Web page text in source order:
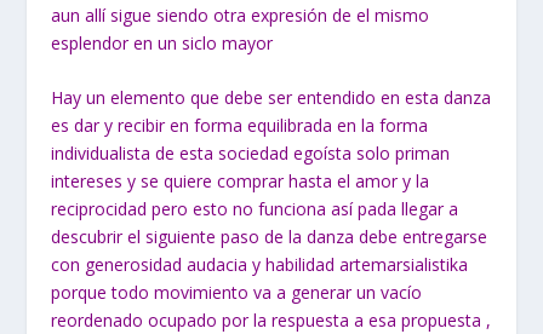
aun allí sigue siendo otra expresión de el mismo
esplendor en un siclo mayor
Hay un elemento que debe ser entendido en esta danza
es dar y recibir en forma equilibrada en la forma
individualista de esta sociedad egoísta solo priman
intereses y se quiere comprar hasta el amor y la
reciprocidad pero esto no funciona así pada llegar a
descubrir el siguiente paso de la danza debe entregarse
con generosidad audacia y habilidad artemarsialistika
porque todo movimiento va a generar un vacío
reordenado ocupado por la respuesta a esa propuesta ,